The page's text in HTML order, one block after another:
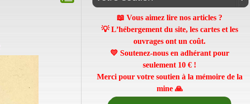
📖 Vous aimez lire nos articles ?
💡 L’hébergement du site, les cartes et les
ouvrages ont un coût.
💛 Soutenez-nous en adhérant pour
seulement 10 € !
Merci pour votre soutien à la mémoire de la
mine 🙏